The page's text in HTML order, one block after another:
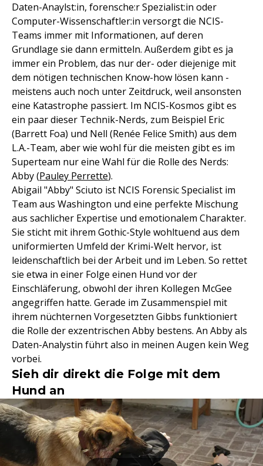
Daten-Anaylst:in, forensche:r Spezialist:in oder
Computer-Wissenschaftler:in versorgt die NCIS-
Teams immer mit Informationen, auf deren
Grundlage sie dann ermitteln. Außerdem gibt es ja
immer ein Problem, das nur der- oder diejenige mit
dem nötigen technischen Know-how lösen kann -
meistens auch noch unter Zeitdruck, weil ansonsten
eine Katastrophe passiert. Im NCIS-Kosmos gibt es
ein paar dieser Technik-Nerds, zum Beispiel Eric
(Barrett Foa) und Nell (Renée Felice Smith) aus dem
L.A.-Team, aber wie wohl für die meisten gibt es im
Superteam nur eine Wahl für die Rolle des Nerds:
Abby (Pauley Perrette).
Abigail "Abby" Sciuto ist NCIS Forensic Specialist im
Team aus Washington und eine perfekte Mischung
aus sachlicher Expertise und emotionalem Charakter.
Sie sticht mit ihrem Gothic-Style wohltuend aus dem
uniformierten Umfeld der Krimi-Welt hervor, ist
leidenschaftlich bei der Arbeit und im Leben. So rettet
sie etwa in einer Folge einen Hund vor der
Einschläferung, obwohl der ihren Kollegen McGee
angegriffen hatte. Gerade im Zusammenspiel mit
ihrem nüchternen Vorgesetzten Gibbs funktioniert
die Rolle der exzentrischen Abby bestens. An Abby als
Daten-Analystin führt also in meinen Augen kein Weg
vorbei.
Sieh dir direkt die Folge mit dem
Hund an